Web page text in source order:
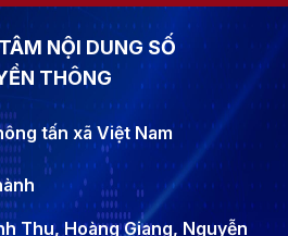
NỘI DUNG SỐ
THÔNG
tấn xã Việt Nam
Thu, Hoàng Giang, Nguyễn